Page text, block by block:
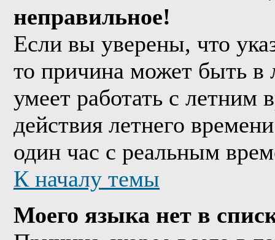
неправильное!
Если вы уверены, что
то причина может быть
умеет работать с летним
действия летнего
один час с реальным
К началу темы
Моего языка нет в